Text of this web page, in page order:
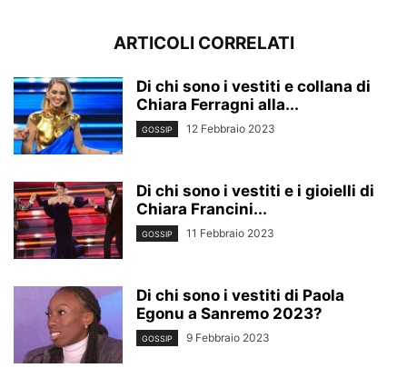
ARTICOLI CORRELATI
Di chi sono i vestiti e collana di
Chiara Ferragni alla...
GOSSIP 12 Febbraio 2023
Di chi sono i vestiti e i gioielli di
Chiara Francini...
GOSSIP 11 Febbraio 2023
Di chi sono i vestiti di Paola
Egonu a Sanremo 2023?
GOSSIP 9 Febbraio 2023